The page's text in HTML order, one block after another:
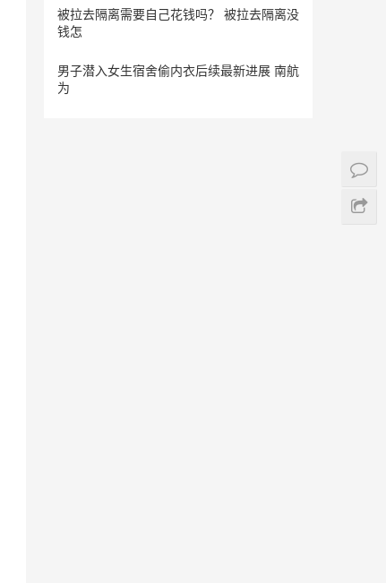
被拉去隔离需要自己花钱吗？ 被拉去隔离没
钱怎
男子潜入女生宿舍偷内衣后续最新进展 南航
为